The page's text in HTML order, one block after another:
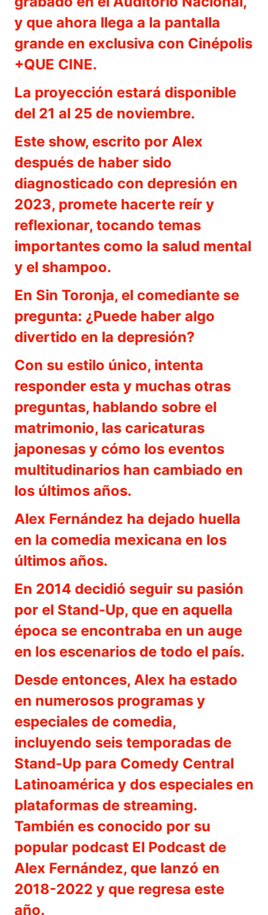
y que ahora llega a la pantalla
grande en exclusiva con Cinépolis
+QUE CINE.
La proyección estará disponible
del 21 al 25 de noviembre.
Este show, escrito por Alex
después de haber sido
diagnosticado con depresión en
2023, promete hacerte reír y
reflexionar, tocando temas
importantes como la salud mental
y el shampoo.
En Sin Toronja, el comediante se
pregunta: ¿Puede haber algo
divertido en la depresión?
Con su estilo único, intenta
responder esta y muchas otras
preguntas, hablando sobre el
matrimonio, las caricaturas
japonesas y cómo los eventos
multitudinarios han cambiado en
los últimos años.
Alex Fernández ha dejado huella
en la comedia mexicana en los
últimos años.
En 2014 decidió seguir su pasión
por el Stand-Up, que en aquella
época se encontraba en un auge
en los escenarios de todo el país.
Desde entonces, Alex ha estado
en numerosos programas y
especiales de comedia,
incluyendo seis temporadas de
Stand-Up para Comedy Central
Latinoamérica y dos especiales en
plataformas de streaming.
También es conocido por su
popular podcast El Podcast de
Alex Fernández, que lanzó en
2018-2022 y que regresa este
año.